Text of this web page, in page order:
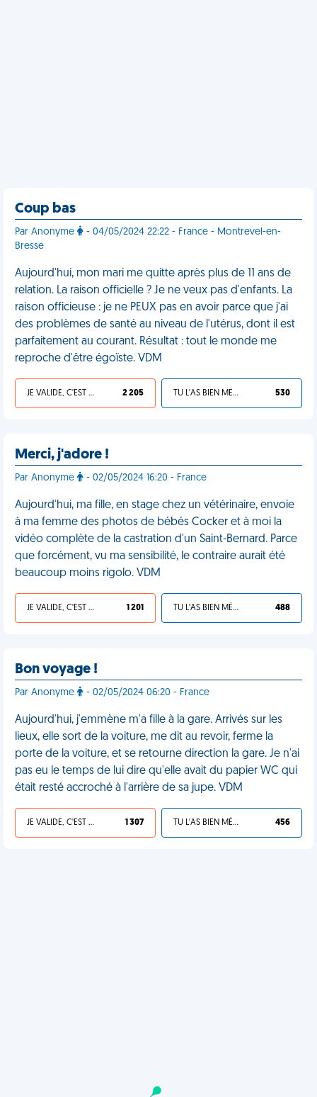
Coup bas
Par Anonyme
- 04/05/2024 22:22 - France - Montrevel-en-
Bresse
Aujourd'hui, mon mari me quitte après plus de 11 ans de
relation. La raison officielle ? Je ne veux pas d'enfants. La
raison officieuse : je ne PEUX pas en avoir parce que j'ai
des problèmes de santé au niveau de l'utérus, dont il est
parfaitement au courant. Résultat : tout le monde me
reproche d'être égoïste. VDM
JE VALIDE, C'EST UNE VDM 2 205 TU L'AS BIEN MÉRITÉ 530
Merci, j'adore !
Par Anonyme - 02/05/2024 16:20 - France
Aujourd'hui, ma fille, en stage chez un vétérinaire, envoie
à ma femme des photos de bébés Cocker et à moi la
vidéo complète de la castration d'un Saint-Bernard. Parce
que forcément, vu ma sensibilité, le contraire aurait été
beaucoup moins rigolo. VDM
JE VALIDE, C'EST UNE VDM 1 201 TU L'AS BIEN MÉRITÉ 488
Bon voyage !
Par Anonyme - 02/05/2024 06:20 - France
Aujourd'hui, j'emmène m'a fille à la gare. Arrivés sur les
lieux, elle sort de la voiture, me dit au revoir, ferme la
porte de la voiture, et se retourne direction la gare. Je n'ai
pas eu le temps de lui dire qu'elle avait du papier WC qui
était resté accroché à l'arrière de sa jupe. VDM
JE VALIDE, C'EST UNE VDM 1 307 TU L'AS BIEN MÉRITÉ 456